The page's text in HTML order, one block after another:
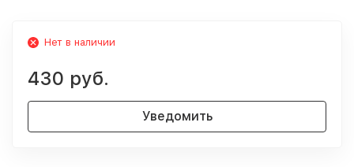
Нет в наличии
430 руб.
Уведомить